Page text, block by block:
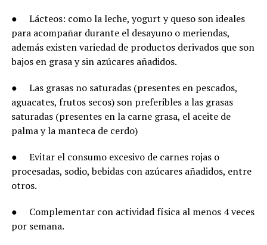
● Lácteos: como la leche, yogurt y queso son ideales
para acompañar durante el desayuno o meriendas,
además existen variedad de productos derivados que son
bajos en grasa y sin azúcares añadidos.
● Las grasas no saturadas (presentes en pescados,
aguacates, frutos secos) son preferibles a las grasas
saturadas (presentes en la carne grasa, el aceite de
palma y la manteca de cerdo)
● Evitar el consumo excesivo de carnes rojas o
procesadas, sodio, bebidas con azúcares añadidos, entre
otros.
● Complementar con actividad física al menos 4 veces
por semana.